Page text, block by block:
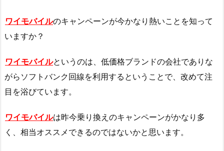
ワイモバイルのキャンペーンが今かなり熱いことを知って
いますか？
ワイモバイルというのは、低価格ブランドの会社でありな
がらソフトバンク回線を利用するということで、改めて注
目を浴びています。
ワイモバイルは昨今乗り換えのキャンペーンがかなり多
く、相当オススメできるのではないかと思います。